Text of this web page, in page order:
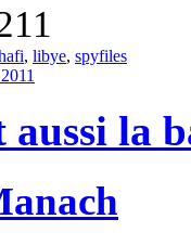
, libye, spyfiles
aussi la